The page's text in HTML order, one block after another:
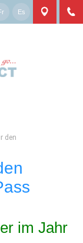
Es
den
im Jahr